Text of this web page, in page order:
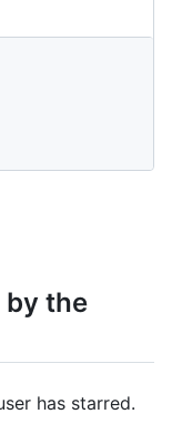
other_user}",
by the
has starred.